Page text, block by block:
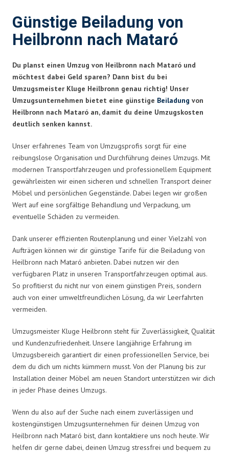
Günstige Beiladung von
Heilbronn nach Mataró
Du planst einen Umzug von Heilbronn nach Mataró und
möchtest dabei Geld sparen? Dann bist du bei
Umzugsmeister Kluge Heilbronn genau richtig! Unser
Umzugsunternehmen bietet eine günstige Beiladung von
Heilbronn nach Mataró an, damit du deine Umzugskosten
deutlich senken kannst.
Unser erfahrenes Team von Umzugsprofis sorgt für eine
reibungslose Organisation und Durchführung deines Umzugs. Mit
modernen Transportfahrzeugen und professionellem Equipment
gewährleisten wir einen sicheren und schnellen Transport deiner
Möbel und persönlichen Gegenstände. Dabei legen wir großen
Wert auf eine sorgfältige Behandlung und Verpackung, um
eventuelle Schäden zu vermeiden.
Dank unserer effizienten Routenplanung und einer Vielzahl von
Aufträgen können wir dir günstige Tarife für die Beiladung von
Heilbronn nach Mataró anbieten. Dabei nutzen wir den
verfügbaren Platz in unseren Transportfahrzeugen optimal aus.
So profitierst du nicht nur von einem günstigen Preis, sondern
auch von einer umweltfreundlichen Lösung, da wir Leerfahrten
vermeiden.
Umzugsmeister Kluge Heilbronn steht für Zuverlässigkeit, Qualität
und Kundenzufriedenheit. Unsere langjährige Erfahrung im
Umzugsbereich garantiert dir einen professionellen Service, bei
dem du dich um nichts kümmern musst. Von der Planung bis zur
Installation deiner Möbel am neuen Standort unterstützen wir dich
in jeder Phase deines Umzugs.
Wenn du also auf der Suche nach einem zuverlässigen und
kostengünstigen Umzugsunternehmen für deinen Umzug von
Heilbronn nach Mataró bist, dann kontaktiere uns noch heute. Wir
helfen dir gerne dabei, deinen Umzug stressfrei und bequem zu